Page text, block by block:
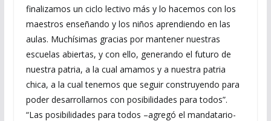
finalizamos un ciclo lectivo más y lo hacemos con los
maestros enseñando y los niños aprendiendo en las
aulas. Muchísimas gracias por mantener nuestras
escuelas abiertas, y con ello, generando el futuro de
nuestra patria, a la cual amamos y a nuestra patria
chica, a la cual tenemos que seguir construyendo para
poder desarrollarnos con posibilidades para todos”.
“Las posibilidades para todos –agregó el mandatario-